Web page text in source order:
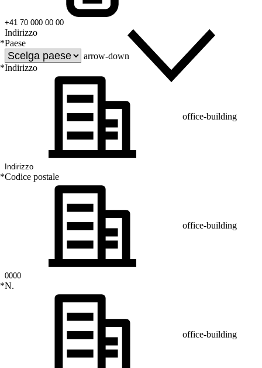
Indirizzo
*Paese
arrow-down
*Indirizzo
office-building
*Codice postale
office-building
*N.
office-building